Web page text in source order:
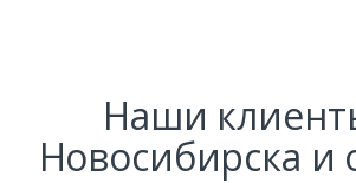
Наши
Новосибирска и